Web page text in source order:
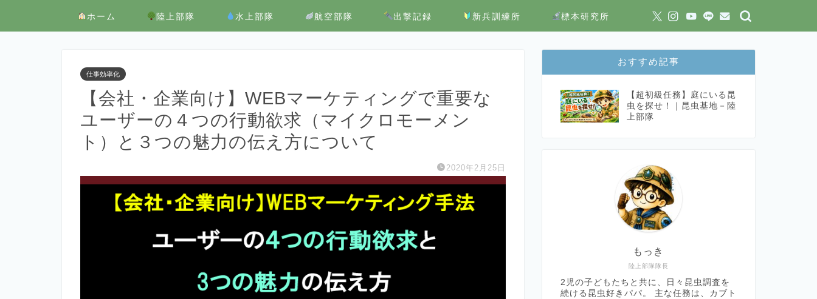
ホーム 陸上部隊 水上部隊 航空部隊 出撃記録 新兵訓練所 標本研究所
仕事効率化
【会社・企業向け】WEBマーケティングで重要な
ユーザーの４つの行動欲求（マイクロモーメン
ト）と３つの魅力の伝え方について
2020年2月25日
おすすめ記事
【超初級任務】庭にいる昆
虫を探せ！｜昆虫基地－陸
上部隊
陸上部隊隊長
もっき
2児の子どもたちと共に、日々昆虫調査を
続ける昆虫好きパパ。 主な任務は、カブト